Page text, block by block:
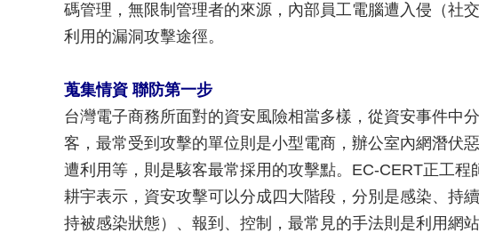
碼管理，無限制管理者的來源，內部員工電腦遭入侵（社
利用的漏洞攻擊途徑。
蒐集情資 聯防第一步
台灣電子商務所面對的資安風險相當多樣，從資安事件中
客，最常受到攻擊的單位則是小型電商，辦公室內網潛伏
遭利用等，則是駭客最常採用的攻擊點。EC-CERT正工程
耕宇表示，資安攻擊可以分成四大階段，分別是感染、持
持被感染狀態）、報到、控制，最常見的手法則是利用網